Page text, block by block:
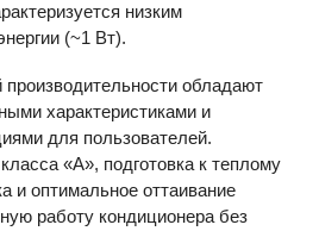
низким
(~1 Вт).
обладают
характеристиками и
для пользователей.
«А», подготовка к теплому
и оптимальное оттаивание
работу кондиционера без